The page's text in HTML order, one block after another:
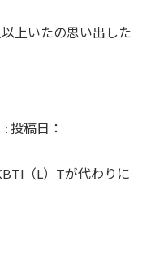
上いたの思い出した
: 投稿日：
（L）Tが代わりに